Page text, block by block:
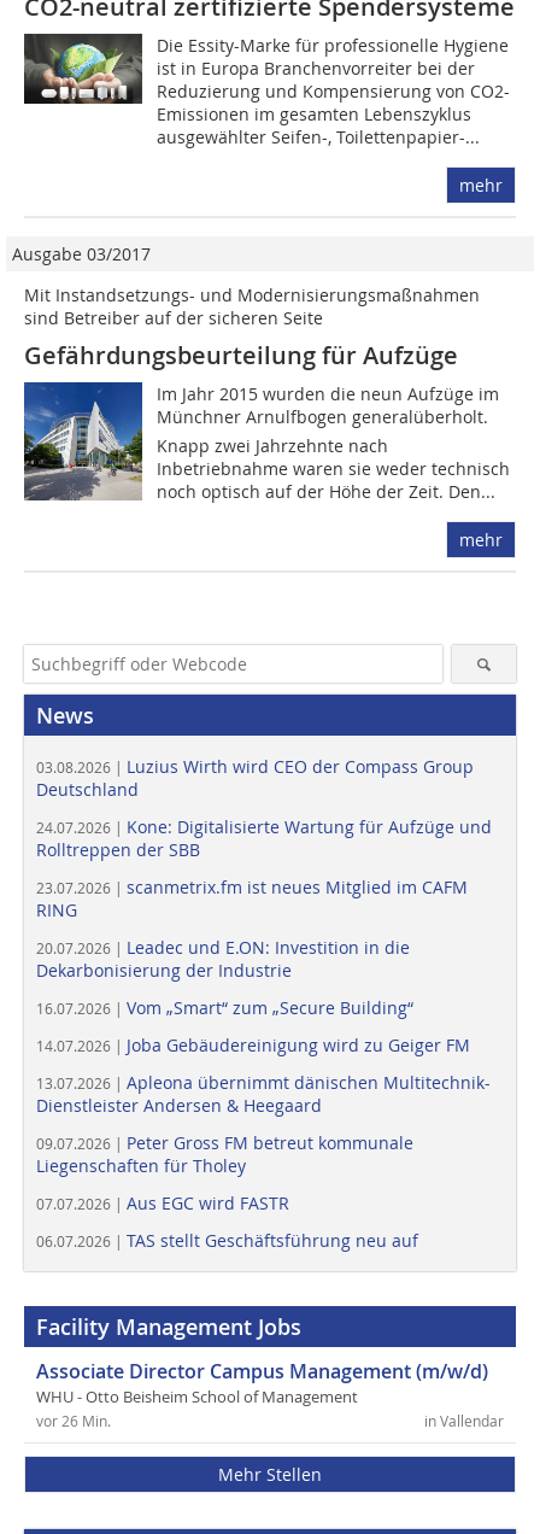
CO2-neutral zertifizierte Spendersysteme
Die Essity-Marke für professionelle Hygiene
ist in Europa Branchenvorreiter bei der
Reduzierung und Kompensierung von CO2-
Emissionen im gesamten Lebenszyklus
ausgewählter Seifen-, Toilettenpapier-...
mehr
Ausgabe 03/2017
Mit Instandsetzungs- und Modernisierungsmaßnahmen
sind Betreiber auf der sicheren Seite
Gefährdungsbeurteilung für Aufzüge
Im Jahr 2015 wurden die neun Aufzüge im
Münchner Arnulfbogen generalüberholt.
Knapp zwei Jahrzehnte nach
Inbetriebnahme waren sie weder technisch
noch optisch auf der Höhe der Zeit. Den...
mehr
News
03.08.2026 | Luzius Wirth wird CEO der Compass Group
Deutschland
24.07.2026 | Kone: Digitalisierte Wartung für Aufzüge und
Rolltreppen der SBB
23.07.2026 | scanmetrix.fm ist neues Mitglied im CAFM
RING
20.07.2026 | Leadec und E.ON: Investition in die
Dekarbonisierung der Industrie
16.07.2026 | Vom „Smart“ zum „Secure Building“
14.07.2026 | Joba Gebäudereinigung wird zu Geiger FM
13.07.2026 | Apleona übernimmt dänischen Multitechnik-
Dienstleister Andersen & Heegaard
09.07.2026 | Peter Gross FM betreut kommunale
Liegenschaften für Tholey
07.07.2026 | Aus EGC wird FASTR
06.07.2026 | TAS stellt Geschäftsführung neu auf
Facility Management Jobs
Associate Director Campus Management (m/w/d)
WHU - Otto Beisheim School of Management
in Vallendar
vor 26 Min.
Mehr Stellen